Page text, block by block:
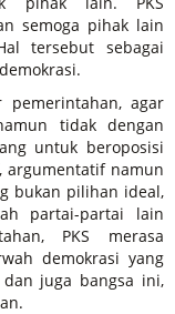
semoga pihak lain
tersebut sebagai
agar
tidak dengan
untuk beroposisi
argumentatif namun
bukan pilihan ideal,
partai-partai lain
PKS merasa
demokrasi yang
juga bangsa ini,